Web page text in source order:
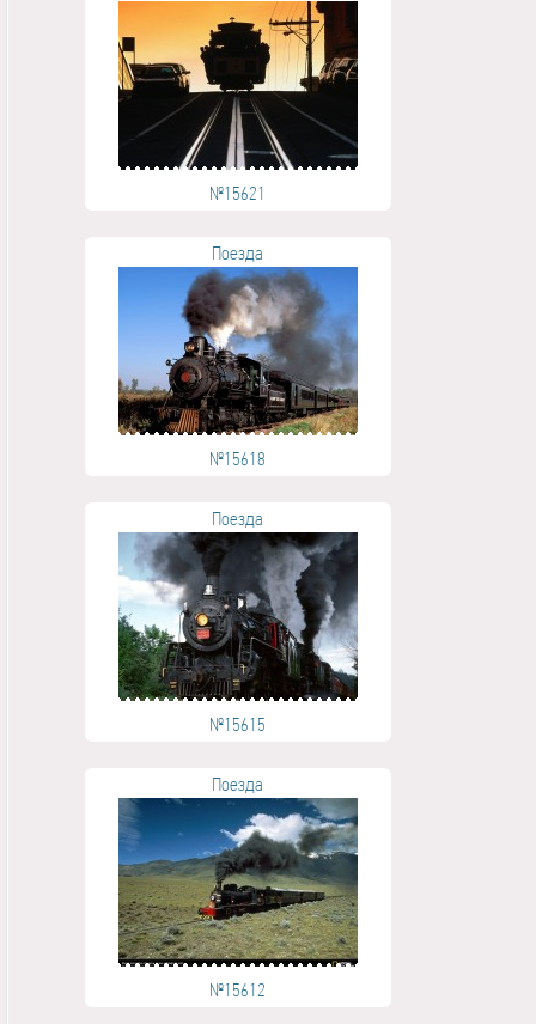
№15621
Поезда
№15618
Поезда
№15615
Поезда
№15612